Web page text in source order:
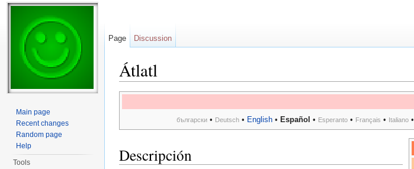
Átlatl
български• Deutsch• English• Español • Esperanto• Français • Italiano•
Descripción
Page Discussion
Main page
Recent changes
Random page
Help
Tools